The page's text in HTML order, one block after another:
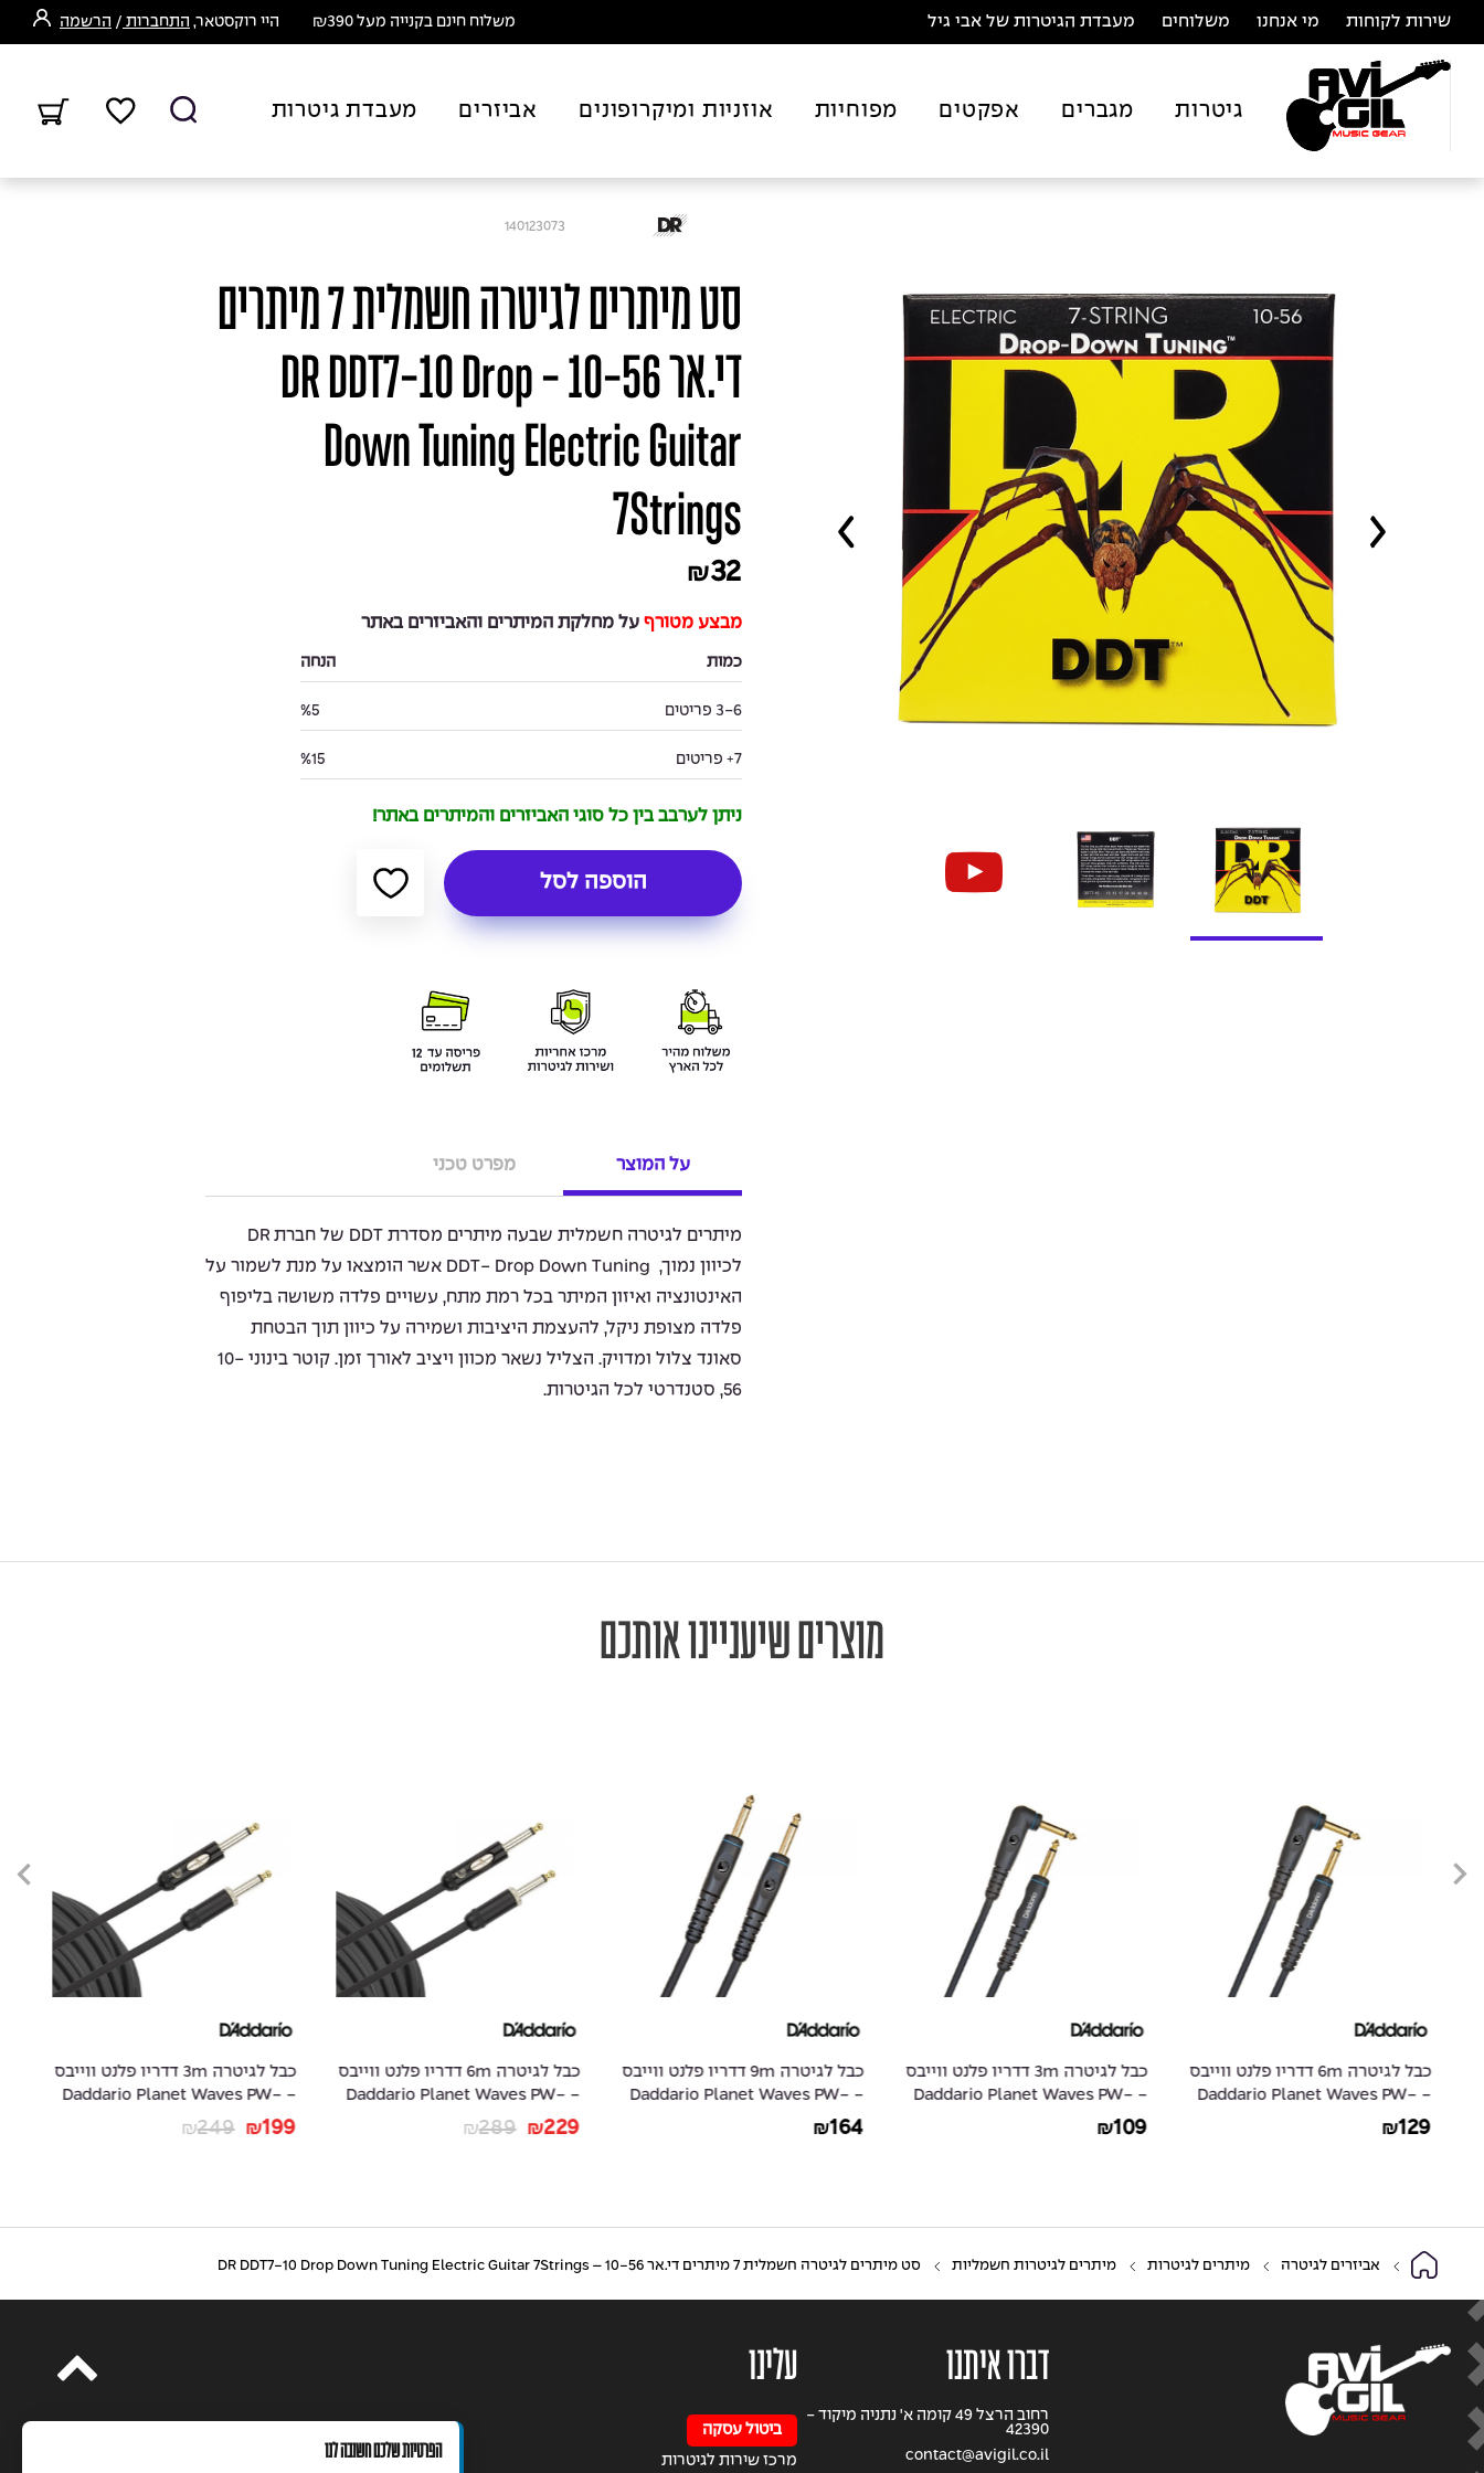
שירות לקוחות מי אנחנו משלוחים מעבדת הגיטרות של אבי גיל משלוח חינם בקנייה מעל ₪390 היי רוקסטאר, התחברות / הרשמה
גיטרות מגברים אפקטים מפוחיות אוזניות ומיקרופונים אביזרים מעבדת גיטרות
140123073
סט מיתרים לגיטרה חשמלית 7 מיתרים
די.אר 10-56 - DR DDT7-10 Drop
Down Tuning Electric Guitar
7Strings
₪32
מבצע מטורף על מחלקת המיתרים והאביזרים באתר
כמות הנחה
3-6 פריטים %5
7+ פריטים %15
ניתן לערבב בין כל סוגי האביזרים והמיתרים באתר!
הוספה לסל
על המוצר מפרט טכני
מיתרים לגיטרה חשמלית שבעה מיתרים מסדרת DDT של חברת DR
לכיוון נמוך, DDT- Drop Down Tuning אשר הומצאו על מנת לשמור על
האינטונציה ואיזון המיתר בכל רמת מתח, עשויים פלדה משושה בליפוף
פלדה מצופת ניקל, להעצמת היציבות ושמירה על כיוון תוך הבטחת
סאונד צלול ומדויק. הצליל נשאר מכוון ויציב לאורך זמן. קוטר בינוני 10-
56, סטנדרטי לכל הגיטרות.
מוצרים שיעניינו אותכם
כבל לגיטרה 6m דדריו פלנט ווייבס
- Daddario Planet Waves PW-
GRA-20
₪129
כבל לגיטרה 3m דדריו פלנט ווייבס
- Daddario Planet Waves PW-
GRA-10
₪109
כבל לגיטרה 9m דדריו פלנט ווייבס
- Daddario Planet Waves PW-
G-30
₪164
כבל לגיטרה 6m דדריו פלנט ווייבס
- Daddario Planet Waves PW-
AMSK-20
₪289 ₪229
כבל לגיטרה 3m דדריו פלנט ווייבס
- Daddario Planet Waves PW-
AMSK-10
₪249 ₪199
אביזרים לגיטרה מיתרים לגיטרות מיתרים לגיטרות חשמליות סט מיתרים לגיטרה חשמלית 7 מיתרים די.אר 10-56 – DR DDT7-10 Drop Down Tuning Electric Guitar 7Strings
דברו איתנו
רחוב הרצל 49 קומה א' נתניה מיקוד -
42390
contact@avigil.co.il
עלינו
ביטול עסקה
מרכז שירות לגיטרות הפרטיות שלכם חשובה לנו